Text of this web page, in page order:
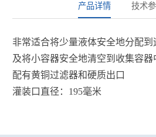
产品详情 技术
非常适合将少量液体安全地分配
及将小容器安全地清空到收集容器
配有黄铜过滤器和硬质出口
灌装口直径：195毫米